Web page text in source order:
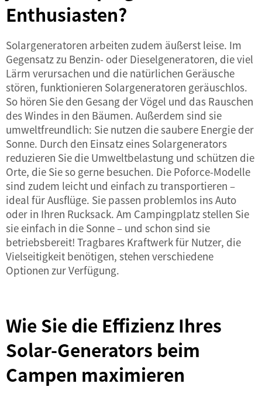
Enthusiasten?
Solargeneratoren arbeiten zudem äußerst leise. Im
Gegensatz zu Benzin- oder Dieselgeneratoren, die viel
Lärm verursachen und die natürlichen Geräusche
stören, funktionieren Solargeneratoren geräuschlos.
So hören Sie den Gesang der Vögel und das Rauschen
des Windes in den Bäumen. Außerdem sind sie
umweltfreundlich: Sie nutzen die saubere Energie der
Sonne. Durch den Einsatz eines Solargenerators
reduzieren Sie die Umweltbelastung und schützen die
Orte, die Sie so gerne besuchen. Die Poforce-Modelle
sind zudem leicht und einfach zu transportieren –
ideal für Ausflüge. Sie passen problemlos ins Auto
oder in Ihren Rucksack. Am Campingplatz stellen Sie
sie einfach in die Sonne – und schon sind sie
betriebsbereit! Tragbares Kraftwerkfür Nutzer, die
Vielseitigkeit benötigen, stehen verschiedene
Optionen zur Verfügung.
Wie Sie die Effizienz Ihres
Solar-Generators beim
Campen maximieren